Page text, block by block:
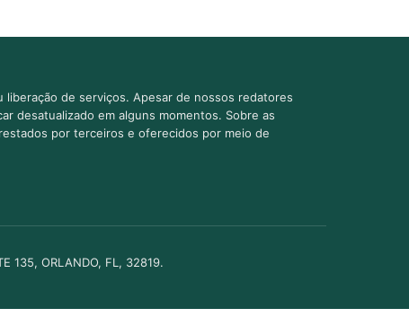
de serviços. Apesar de nossos redatores
desatualizado em alguns momentos. Sobre as
por terceiros e oferecidos por meio de
135, ORLANDO, FL, 32819.